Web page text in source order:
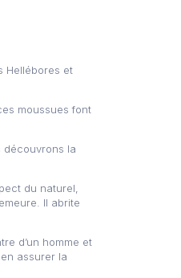
Hellébores et
moussues font
découvrons la
du naturel,
Il abrite
d’un homme et
assurer la